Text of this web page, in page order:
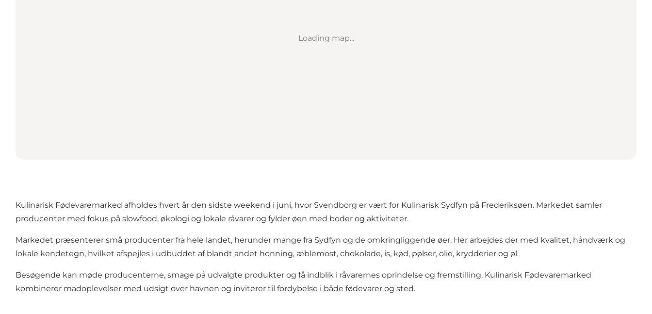
Loading map...
Kulinarisk Fødevaremarked afholdes hvert år den sidste weekend i juni, hvor Svendborg er vært for Kulinarisk Sydfyn på Frederiksøen. Markedet samler
producenter med fokus på slowfood, økologi og lokale råvarer og fylder øen med boder og aktiviteter.
Markedet præsenterer små producenter fra hele landet, herunder mange fra Sydfyn og de omkringliggende øer. Her arbejdes der med kvalitet, håndværk og
lokale kendetegn, hvilket afspejles i udbuddet af blandt andet honning, æblemost, chokolade, is, kød, pølser, olie, krydderier og øl.
Besøgende kan møde producenterne, smage på udvalgte produkter og få indblik i råvarernes oprindelse og fremstilling. Kulinarisk Fødevaremarked
kombinerer madoplevelser med udsigt over havnen og inviterer til fordybelse i både fødevarer og sted.